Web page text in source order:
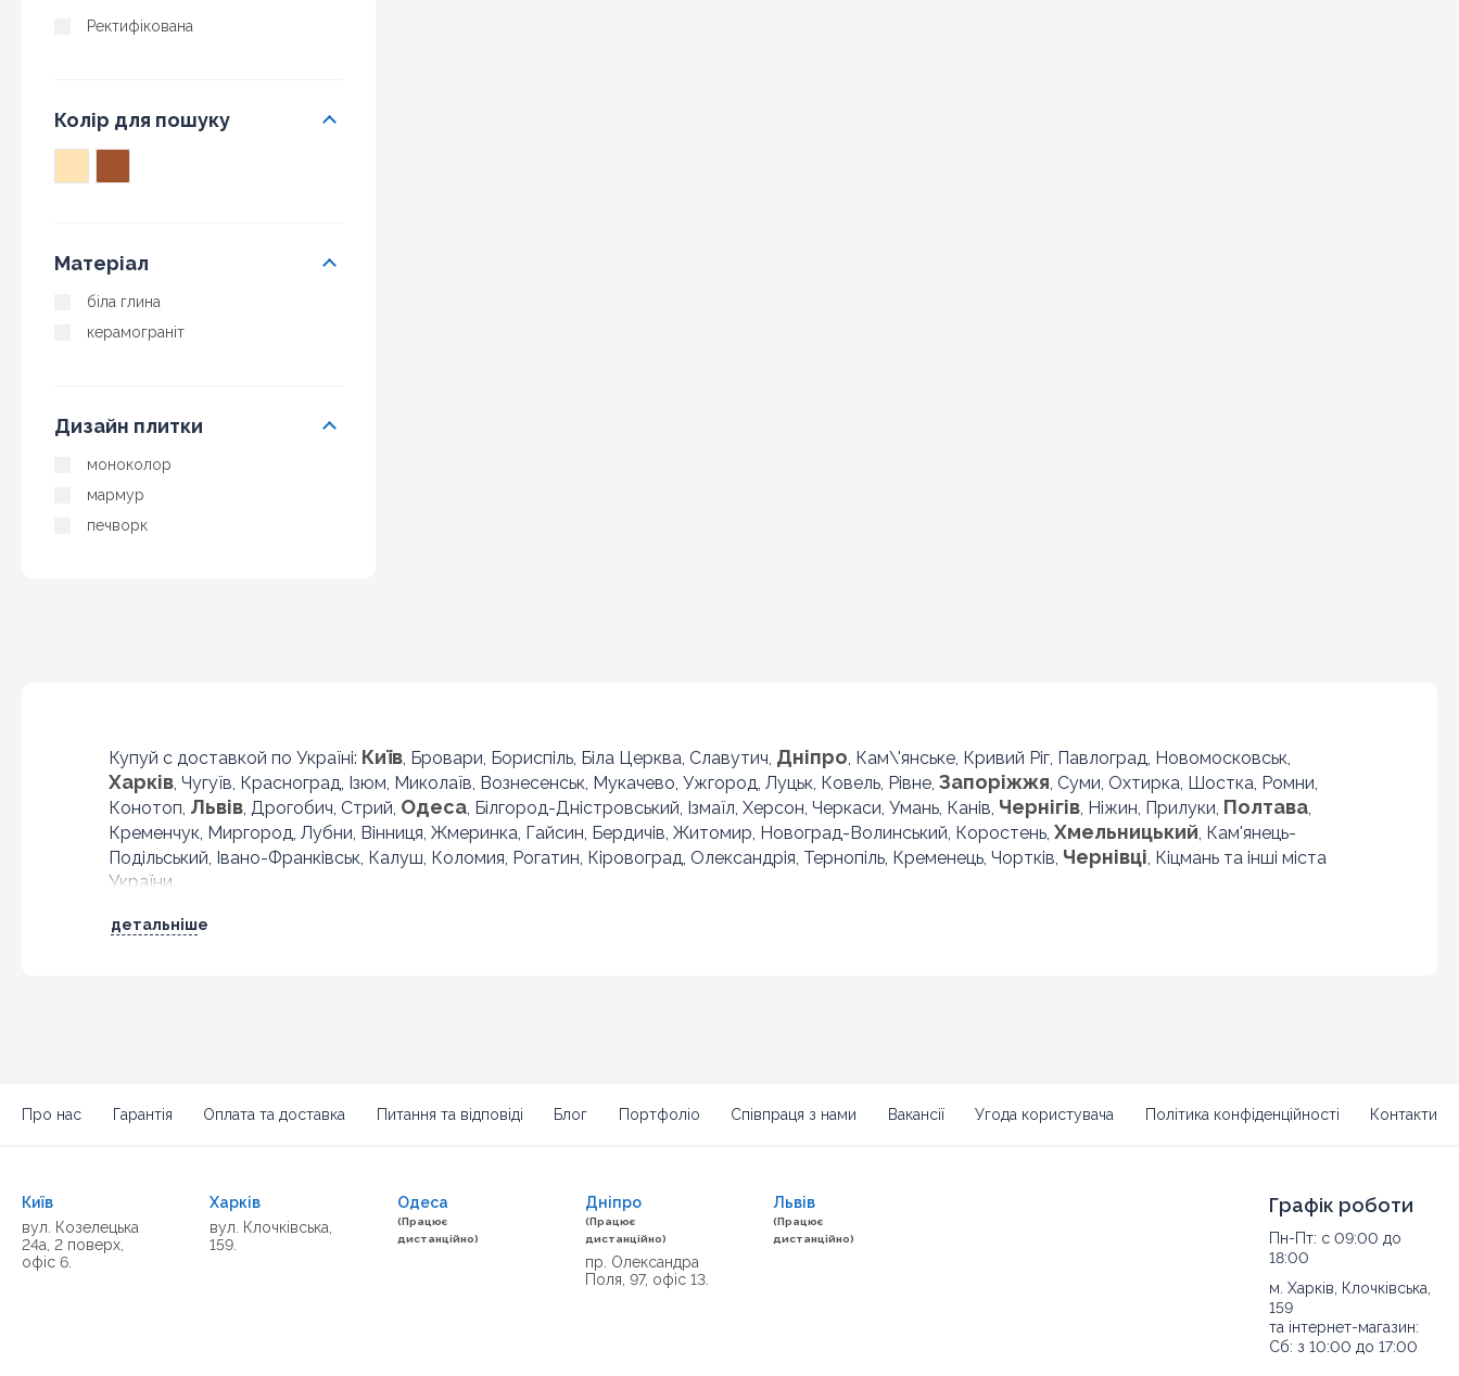
Ректифікована
Колір для пошуку
Матеріал
біла глина
керамограніт
Дизайн плитки
моноколор
мармур
печворк
Купуй с доставкой по Україні: Київ, Бровари, Бориспіль, Біла Церква, Славутич, Дніпро, Кам\'янське, Кривий Ріг, Павлоград, Новомосковськ,
Харків, Чугуїв, Красноград, Ізюм, Миколаїв, Вознесенськ, Мукачево, Ужгород, Луцьк, Ковель, Рівне, Запоріжжя, Суми, Охтирка, Шостка, Ромни,
Конотоп, Львів, Дрогобич, Стрий, Одеса, Білгород-Дністровський, Ізмаїл, Херсон, Черкаси, Умань, Канів, Чернігів, Ніжин, Прилуки, Полтава,
Кременчук, Миргород, Лубни, Вінниця, Жмеринка, Гайсин, Бердичів, Житомир, Новоград-Волинський, Коростень, Хмельницький, Кам'янець-
Подільський, Івано-Франківськ, Калуш, Коломия, Рогатин, Кіровоград, Олександрія, Тернопіль, Кременець, Чортків, Чернівці, Кіцмань та інші міста
України.
детальніше
Про нас Гарантія Оплата та доставка Питання та відповіді Блог Портфоліо Співпраця з нами Вакансії Угода користувача Політика конфіденційності Контакти
Київ
вул. Козелецька
24а, 2 поверх,
офіс 6.
Харків
вул. Клочківська,
159.
Одеса
(Працює
дистанційно)
Дніпро
(Працює
дистанційно)
пр. Олександра
Поля, 97, офіс 13.
Львів
(Працює
дистанційно)
Графік роботи
Пн-Пт: с 09:00 до
18:00
м. Харків, Клочківська,
159
та інтернет-магазин:
Сб: з 10:00 до 17:00